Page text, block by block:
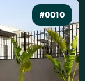
#0010